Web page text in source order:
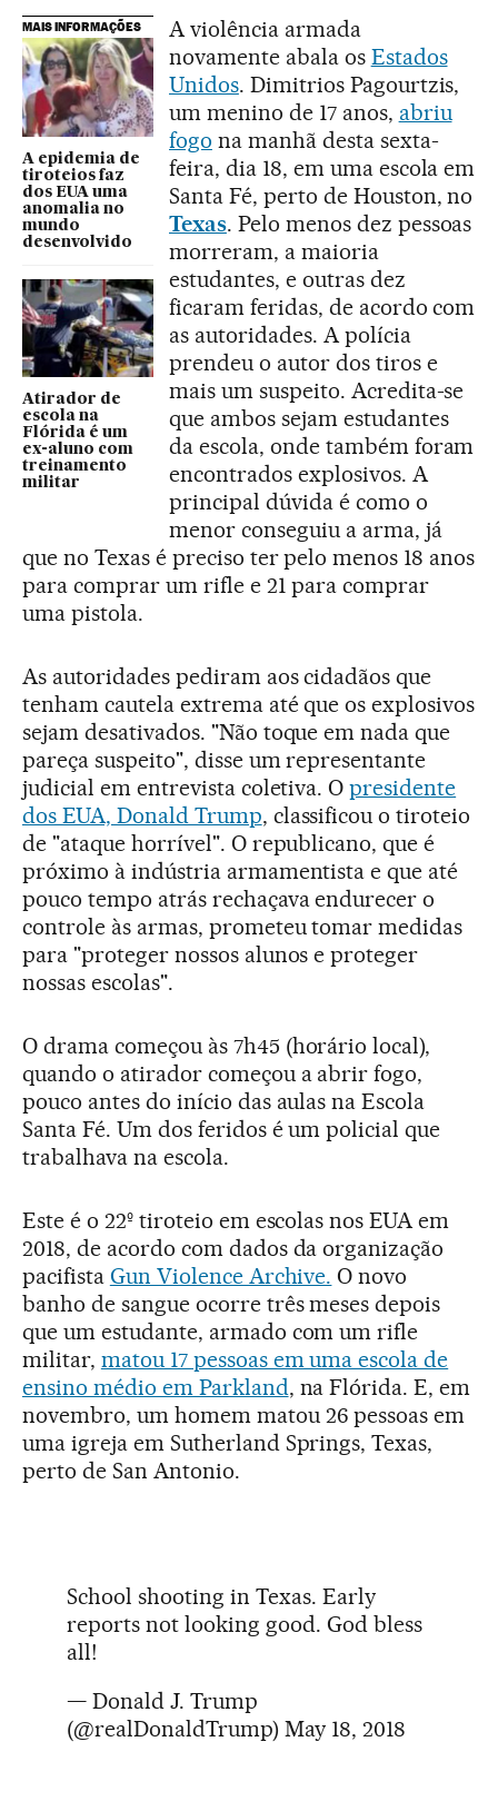
MAIS INFORMAÇÕES
A epidemia de
tiroteios faz
dos EUA uma
anomalia no
mundo
desenvolvido
Atirador de
escola na
Flórida é um
ex-aluno com
treinamento
militar
A violência armada
novamente abala os Estados
Unidos. Dimitrios Pagourtzis,
um menino de 17 anos, abriu
fogo na manhã desta sexta-
feira, dia 18, em uma escola em
Santa Fé, perto de Houston, no
Texas. Pelo menos dez pessoas
morreram, a maioria
estudantes, e outras dez
ficaram feridas, de acordo com
as autoridades. A polícia
prendeu o autor dos tiros e
mais um suspeito. Acredita-se
que ambos sejam estudantes
da escola, onde também foram
encontrados explosivos. A
principal dúvida é como o
menor conseguiu a arma, já
que no Texas é preciso ter pelo menos 18 anos
para comprar um rifle e 21 para comprar
uma pistola.
As autoridades pediram aos cidadãos que
tenham cautela extrema até que os explosivos
sejam desativados. "Não toque em nada que
pareça suspeito", disse um representante
judicial em entrevista coletiva. Opresidente
dos EUA, Donald Trump, classificou o tiroteio
de "ataque horrível". O republicano, que é
próximo à indústria armamentista e que até
pouco tempo atrás rechaçava endurecer o
controle às armas, prometeu tomar medidas
para "proteger nossos alunos e proteger
nossas escolas".
O drama começou às 7h45 (horário local),
quando o atirador começou a abrir fogo,
pouco antes do início das aulas na Escola
Santa Fé. Um dos feridos é um policial que
trabalhava na escola.
Este é o 22º tiroteio em escolas nos EUA em
2018, de acordo com dados da organização
pacifista Gun Violence Archive. O novo
banho de sangue ocorre três meses depois
que um estudante, armado com um rifle
militar, matou 17 pessoas em uma escola de
ensino médio em Parkland, na Flórida. E, em
novembro, um homem matou 26 pessoas em
uma igreja em Sutherland Springs, Texas,
perto de San Antonio.
School shooting in Texas. Early
reports not looking good. God bless
all!
— Donald J. Trump
(@realDonaldTrump) May 18, 2018